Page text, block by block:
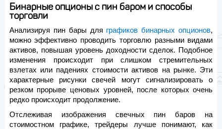
Бинарные опционы с пин баром и способы
торговли
Анализируя пин бары для графиков бинарных опционов,
можно эффективно проводить торговлю разными видами
активов, повышая уровень доходности сделок. Подобное
изменения происходит при слишком стремительных
взлетах или падениях стоимости активов на рынке. Эти
характерные рисунки свечей могут сигнализировать о
резком прорыве ценовых уровней, после которых очень
редко происходит продолжение.
Отслеживая изображения свечных пин баров на
стоимостном графике, трейдеры лучше понимают, как